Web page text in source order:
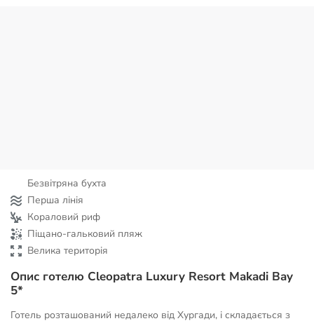
Безвітряна бухта
Перша лінія
Кораловий риф
Піщано-гальковий пляж
Велика територія
Опис готелю Cleopatra Luxury Resort Makadi Bay
5*
Готель розташований недалеко від Хургади, і складається з